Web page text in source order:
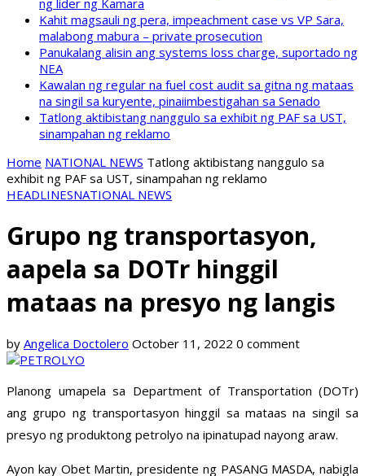
ng lider ng Kamara
Kahit magsauli ng pera, impeachment case vs VP Sara,
malabong mabura – private prosecution
Panukalang alisin ang systems loss charge, suportado ng
NEA
Kawalan ng regular na fuel cost audit sa gitna ng mataas
na singil sa kuryente, pinaiimbestigahan sa Senado
Tatlong aktibistang nanggulo sa exhibit ng PAF sa UST,
sinampahan ng reklamo
Home NATIONAL NEWS Tatlong aktibistang nanggulo sa
exhibit ng PAF sa UST, sinampahan ng reklamo
HEADLINESNATIONAL NEWS
Grupo ng transportasyon,
aapela sa DOTr hinggil
mataas na presyo ng langis
by Angelica Doctolero October 11, 2022 0 comment
Planong umapela sa Department of Transportation (DOTr)
ang grupo ng transportasyon hinggil sa mataas na singil sa
presyo ng produktong petrolyo na ipinatupad nayong araw.
Ayon kay Obet Martin, presidente ng PASANG MASDA, nabigla